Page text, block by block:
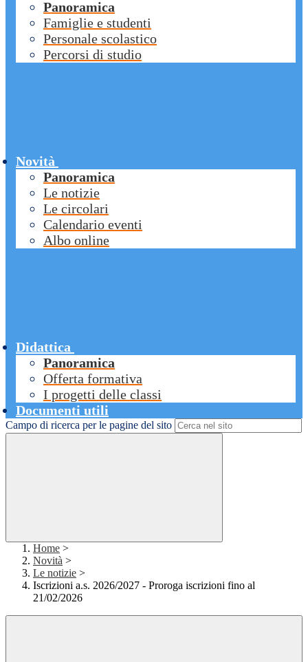
Panoramica
Famiglie e studenti
Personale scolastico
Percorsi di studio
Novità
Panoramica
Le notizie
Le circolari
Calendario eventi
Albo online
Didattica
Panoramica
Offerta formativa
I progetti delle classi
Documenti utili
Campo di ricerca per le pagine del sito
Home >
Novità >
Le notizie >
Iscrizioni a.s. 2026/2027 - Proroga iscrizioni fino al
21/02/2026